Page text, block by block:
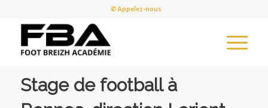
✆ Appelez-nous
Stage de football à